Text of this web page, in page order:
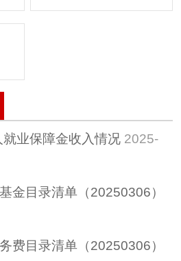
惠民惠农财政补贴专
重大决策
其他
业保障金收入情况 2025-
金目录清单（20250306）
费目录清单（20250306）